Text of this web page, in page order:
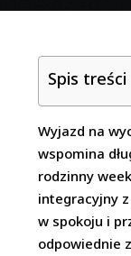
Spis treści
Wyjazd na
wspomina
rodzinny
integracyjny z
w spokoju i
odpowiednie